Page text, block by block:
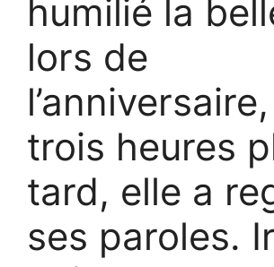
humilié la
lors de
trois heures
tard, elle a
ses paroles.